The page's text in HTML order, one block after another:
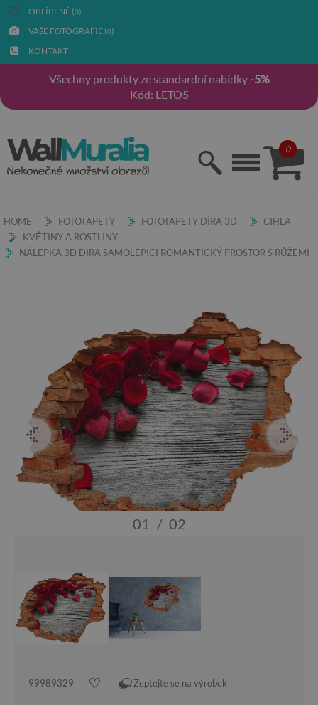
OBLÍBENÉ (0)
VAŠE FOTOGRAFIE (0)
KONTAKT
Všechny produkty ze standardní nabídky -5%
Kód: LETO5
0
HOME FOTOTAPETY FOTOTAPETY DÍRA 3D
CIHLA
KVĚTINY A ROSTLINY
NÁLEPKA 3D DÍRA SAMOLEPÍCÍ ROMANTICKÝ PROSTOR S RŮŽEMI
01 / 02
99989329 Zeptejte se na výrobek